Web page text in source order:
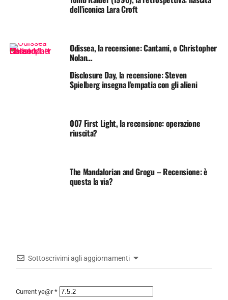
dell’iconica Lara Croft
Odissea, la recensione: Cantami, o Christopher
Nolan…
Disclosure Day, la recensione: Steven
Spielberg insegna l’empatia con gli alieni
007 First Light, la recensione: operazione
riuscita?
The Mandalorian and Grogu – Recensione: è
questa la via?
Sottoscrivimi agli aggiornamenti
Current ye@r*